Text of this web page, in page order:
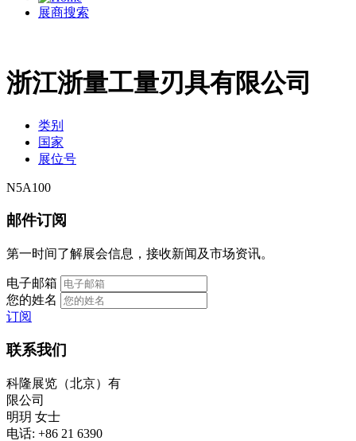
展商搜索
浙江浙量工量刃具有限公司
类别
国家
展位号
N5A100
邮件订阅
第一时间了解展会信息，接收新闻及市场资讯。
电子邮箱
您的姓名
订阅
联系我们
科隆展览（北京）有
限公司
明玥 女士
电话: +86 21 6390